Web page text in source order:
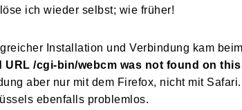
ich wieder selbst; wie früher!
Installation und Verbindung kam
URL /cgi-bin/webcm was not found on
aber nur mit dem Firefox, nicht mit
ebenfalls problemlos.